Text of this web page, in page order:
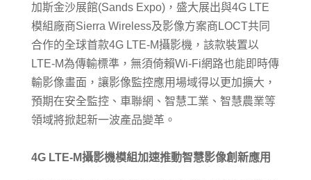
加斯金沙展館(Sands Expo)，盛大展出與4G LTE
模組廠商Sierra Wireless及影像方案商LOCT共同
合作的全球首款4G LTE-M攝影機，該款裝置以
LTE-M為傳輸標準，無須倚賴Wi-Fi網路也能即時傳
輸影像畫面，讓影像監控應用場域得以更加擴大，
預期在安全監控、車聯網、智慧工業、智慧農業等
領域將掀起新一波產品變革。
4G LTE-M攝影機模組加速推動智慧影像創新應用